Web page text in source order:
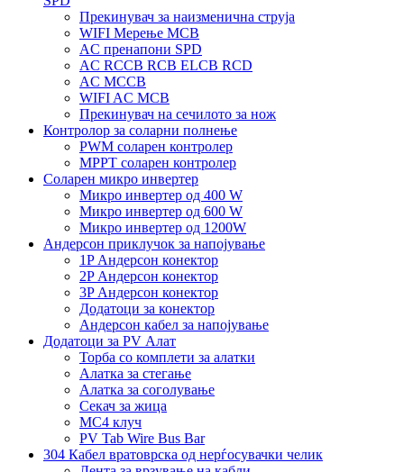
Прекинувач за наизменична струја
WIFI Мерење MCB
AC пренапони SPD
AC RCCB RCB ELCB RCD
AC MCCB
WIFI AC MCB
Прекинувач на сечилото за нож
Контролор за соларни полнење
PWM соларен контролер
MPPT соларен контролер
Соларен микро инвертер
Микро инвертер од 400 W
Микро инвертер од 600 W
Микро инвертер од 1200W
Андерсон приклучок за напојување
1P Андерсон конектор
2P Андерсон конектор
3P Андерсон конектор
Додатоци за конектор
Андерсон кабел за напојување
Додатоци за PV Алат
Торба со комплети за алатки
Алатка за стегање
Алатка за соголување
Секач за жица
MC4 клуч
PV Tab Wire Bus Bar
304 Кабел вратоврска од нерѓосувачки челик